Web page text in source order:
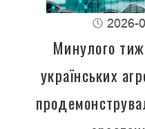
2026-
Минулого
українських